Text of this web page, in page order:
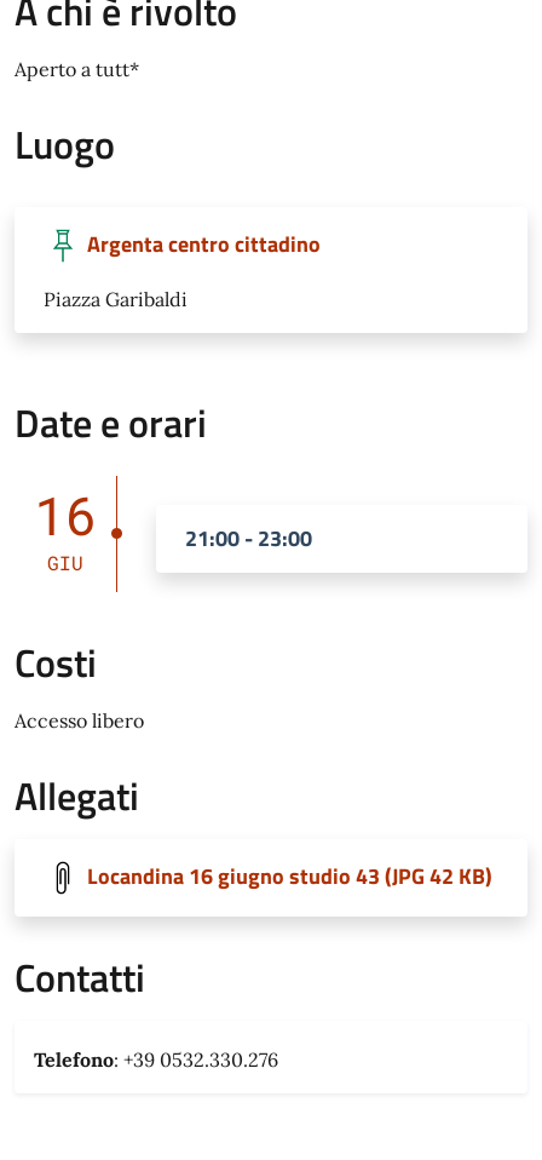
Aperto a tutt*
Luogo
Argenta centro cittadino
Piazza Garibaldi
Date e orari
16
GIU
21:00 - 23:00
Costi
Accesso libero
Allegati
Locandina 16 giugno studio 43 (JPG 42 KB)
Contatti
Telefono: +39 0532.330.276